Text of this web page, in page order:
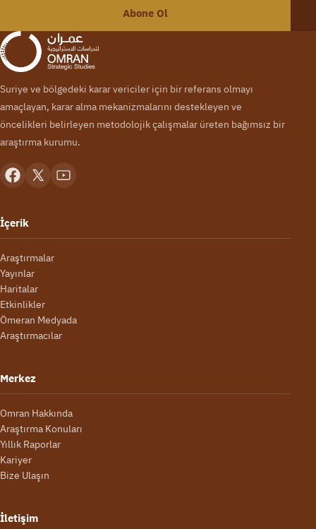
Abone Ol
Suriye ve bölgedeki karar vericiler için bir referans olmayı
amaçlayan, karar alma mekanizmalarını destekleyen ve
öncelikleri belirleyen metodolojik çalışmalar üreten bağımsız bir
araştırma kurumu.
İçerik
Araştırmalar
Yayınlar
Haritalar
Etkinlikler
Ömeran Medyada
Araştırmacılar
Merkez
Omran Hakkında
Araştırma Konuları
Yıllık Raporlar
Kariyer
Bize Ulaşın
İletişim